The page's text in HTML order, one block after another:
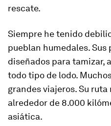
rescate.
Siempre he tenido
pueblan humedales. Sus
diseñados para tamizar,
todo tipo de lodo.
grandes viajeros. Su
alrededor de 8.000
asiática.